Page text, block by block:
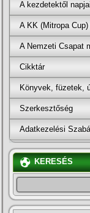
A kezdetektől
A KK (Mitropa
A Nemzeti Csapat
Cikktár
Könyvek, füzetek,
Szerkesztőség
Adatkezelési
KERESÉS